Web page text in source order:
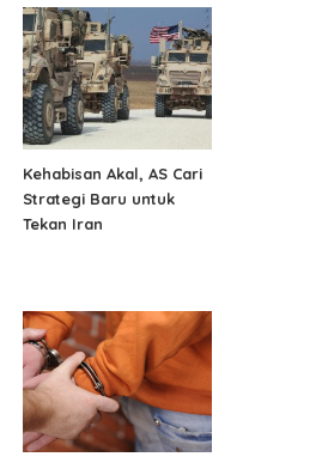
Kehabisan Akal, AS Cari
Strategi Baru untuk
Tekan Iran